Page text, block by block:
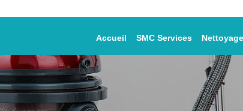
Accueil SMC Services